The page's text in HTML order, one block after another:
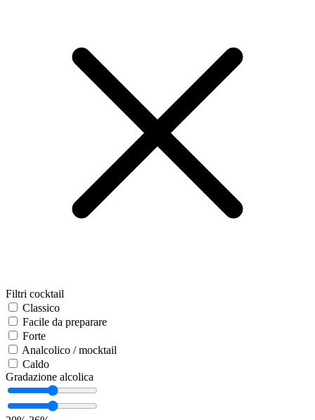
Filtri cocktail
Classico
Facile da preparare
Forte
Analcolico / mocktail
Caldo
Gradazione alcolica